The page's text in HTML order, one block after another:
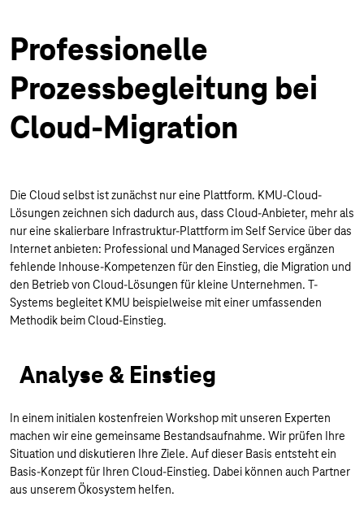
Professionelle
Prozessbegleitung bei
Cloud-Migration
Die Cloud selbst ist zunächst nur eine Plattform. KMU-Cloud-
Lösungen zeichnen sich dadurch aus, dass Cloud-Anbieter, mehr als
nur eine skalierbare Infrastruktur-Plattform im Self Service über das
Internet anbieten: Professional und Managed Services ergänzen
fehlende Inhouse-Kompetenzen für den Einstieg, die Migration und
den Betrieb von Cloud-Lösungen für kleine Unternehmen. T-
Systems begleitet KMU beispielweise mit einer umfassenden
Methodik beim Cloud-Einstieg.
Analyse & Einstieg
In einem initialen kostenfreien Workshop mit unseren Experten
machen wir eine gemeinsame Bestandsaufnahme. Wir prüfen Ihre
Situation und diskutieren Ihre Ziele. Auf dieser Basis entsteht ein
Basis-Konzept für Ihren Cloud-Einstieg. Dabei können auch Partner
aus unserem Ökosystem helfen.